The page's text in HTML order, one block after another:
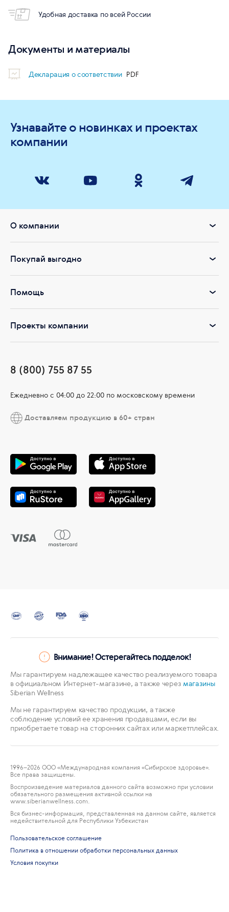
Удобная доставка по всей России
Документы и материалы
Декларация о соответствии
Узнавайте о новинках и проектах
компании
О компании
Покупай выгодно
Помощь
Проекты компании
8 (800) 755 87 55
Ежедневно c 04:00 до 22:00 по московскому времени
Доставляем продукцию в 60+ стран
Внимание! Остерегайтесь подделок!
Мы гарантируем надлежащее качество реализуемого товара
в официальном Интернет-магазине, а также через магазины
Siberian Wellness
Мы не гарантируем качество продукции, а также
соблюдение условий ее хранения продавцами, если вы
приобретаете товар на сторонних сайтах или маркетплейсах.
1996–2026 ООО «Международная компания «Сибирское здоровье».
Все права защищены.
Воспроизведение материалов данного сайта возможно при условии
обязательного размещения активной ссылки на
www.siberianwellness.com.
Вся бизнес-информация, представленная на данном сайте, является
недействительной для Республики Узбекистан
Пользовательское соглашение
Политика в отношении обработки персональных данных
Условия покупки